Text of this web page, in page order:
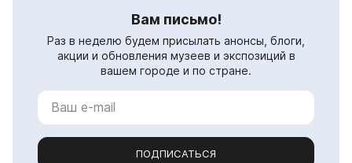
Вам письмо!
Раз в неделю будем присылать анонсы, блоги,
акции и обновления музеев и экспозиций в
вашем городе и по стране.
ПОДПИСАТЬСЯ